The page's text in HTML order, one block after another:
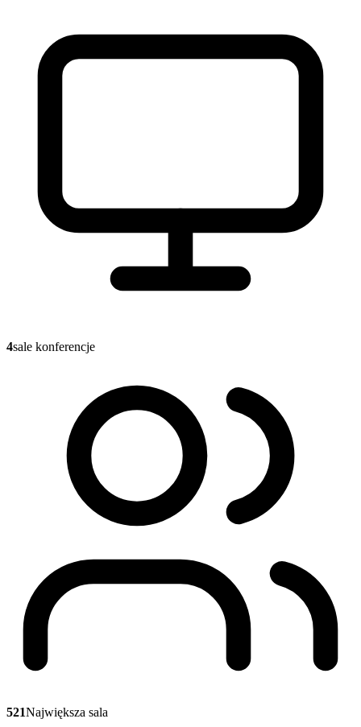
4sale konferencje
521Największa sala